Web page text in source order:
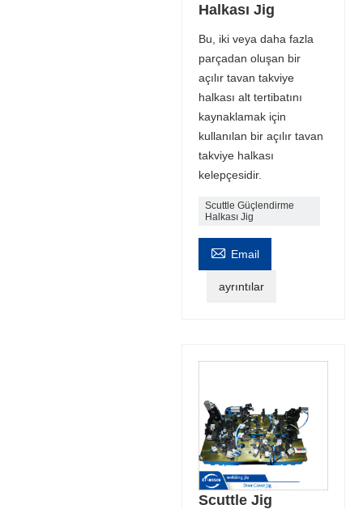
Halkası Jig
Bu, iki veya daha fazla
parçadan oluşan bir
açılır tavan takviye
halkası alt tertibatını
kaynaklamak için
kullanılan bir açılır tavan
takviye halkası
kelepçesidir.
Scuttle Güçlendirme
Halkası Jig
 Email
ayrıntılar
Scuttle Jig